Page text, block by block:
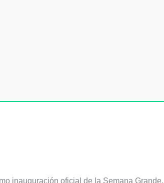
inauguración oficial de la Semana Grande.